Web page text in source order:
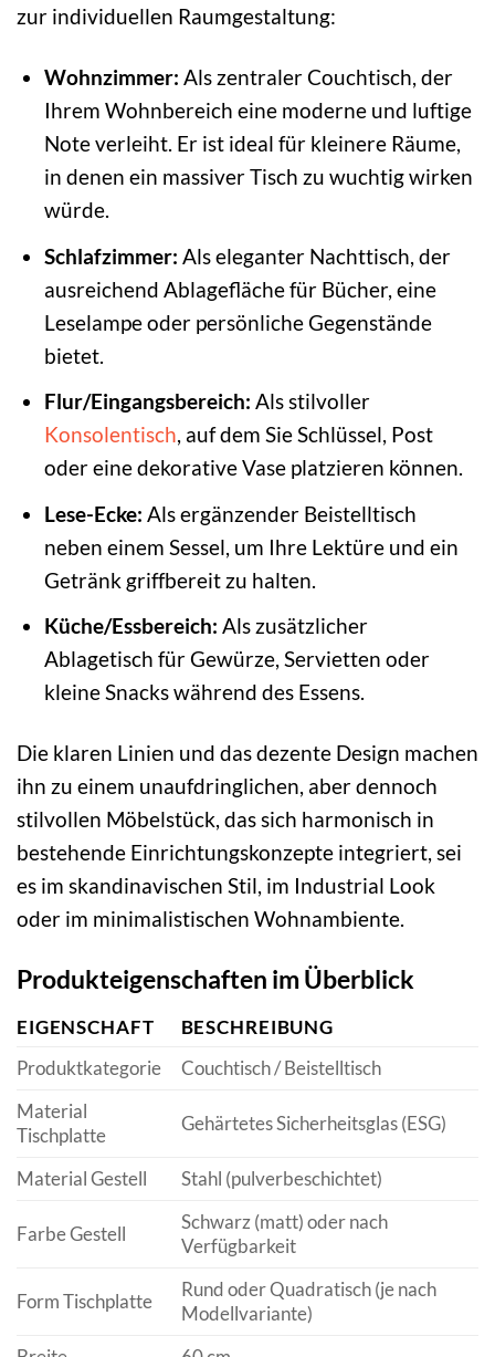
zur individuellen Raumgestaltung:
Wohnzimmer: Als zentraler Couchtisch, der
Ihrem Wohnbereich eine moderne und luftige
Note verleiht. Er ist ideal für kleinere Räume,
in denen ein massiver Tisch zu wuchtig wirken
würde.
Schlafzimmer: Als eleganter Nachttisch, der
ausreichend Ablagefläche für Bücher, eine
Leselampe oder persönliche Gegenstände
bietet.
Flur/Eingangsbereich: Als stilvoller
Konsolentisch, auf dem Sie Schlüssel, Post
oder eine dekorative Vase platzieren können.
Lese-Ecke: Als ergänzender Beistelltisch
neben einem Sessel, um Ihre Lektüre und ein
Getränk griffbereit zu halten.
Küche/Essbereich: Als zusätzlicher
Ablagetisch für Gewürze, Servietten oder
kleine Snacks während des Essens.
Die klaren Linien und das dezente Design machen
ihn zu einem unaufdringlichen, aber dennoch
stilvollen Möbelstück, das sich harmonisch in
bestehende Einrichtungskonzepte integriert, sei
es im skandinavischen Stil, im Industrial Look
oder im minimalistischen Wohnambiente.
Produkteigenschaften im Überblick
EIGENSCHAFT
BESCHREIBUNG
Produktkategorie
Couchtisch / Beistelltisch
Material
Tischplatte
Gehärtetes Sicherheitsglas (ESG)
Material Gestell Stahl (pulverbeschichtet)
Farbe Gestell
Schwarz (matt) oder nach
Verfügbarkeit
Form Tischplatte
Rund oder Quadratisch (je nach
Modellvariante)